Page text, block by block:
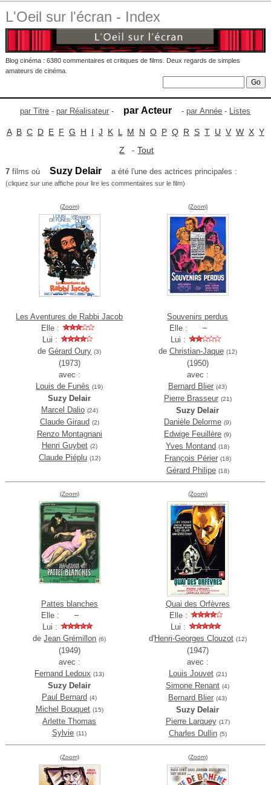
L'Oeil sur l'écran - Index
Blog cinéma : 6380 commentaires et critiques de films. Deux regards de simples
amateurs de cinéma.
par Titre -par Réalisateur - par Acteur -par Année - Listes
A B C D E F G H I J K L M N O P Q R S T U V W X Y
Z -Tout
7films où Suzy Delair a été l'une des actrices principales :
(cliquez sur une affiche pour lire les commentaires sur le film)
(Zoom)
Les Aventures de Rabbi Jacob
Elle :
Lui :
deGérard Oury (3)
(1973)
avec :
Louis de Funès (19)
Suzy Delair
Marcel Dalio (24)
Claude Giraud (2)
Renzo Montagnani
Henri Guybet (2)
Claude Piéplu (12)
(Zoom)
Souvenirs perdus
Elle :
Lui :
de Christian-Jaque (12)
(1950)
avec :
Bernard Blier (43)
Pierre Brasseur (21)
Suzy Delair
Danièle Delorme (9)
Edwige Feuillère (9)
Yves Montand (18)
François Périer (18)
Gérard Philipe (18)
(Zoom)
Pattes blanches
Elle :
Lui :
deJean Grémillon (6)
(1949)
avec :
Fernand Ledoux (13)
Suzy Delair
Paul Bernard (4)
Michel Bouquet (15)
Arlette Thomas
Sylvie (11)
(Zoom)
Quai des Orfèvres
Elle :
Lui :
d'Henri-Georges Clouzot (12)
(1947)
avec :
Louis Jouvet (21)
Simone Renant (4)
Bernard Blier (43)
Suzy Delair
Pierre Larquey (17)
Charles Dullin (5)
(Zoom) (Zoom)